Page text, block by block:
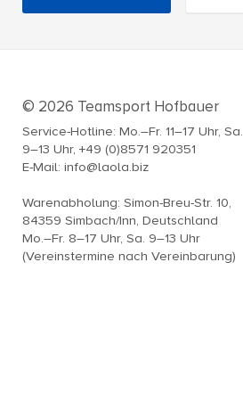
© 2026 Teamsport Hofbauer
Service-Hotline: Mo.–Fr. 11–17 Uhr, Sa.
9–13 Uhr, +49 (0)8571 920351
E-Mail: info@laola.biz
Warenabholung: Simon-Breu-Str. 10,
84359 Simbach/Inn, Deutschland
Mo.–Fr. 8–17 Uhr, Sa. 9–13 Uhr
(Vereinstermine nach Vereinbarung)